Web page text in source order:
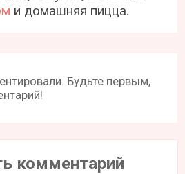
и домашняя пицца.
Будьте первым,
комментарий